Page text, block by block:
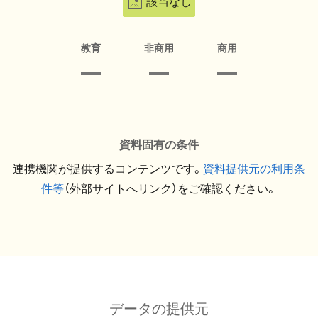
教育 非商用 商用
資料固有の条件
連携機関が提供するコンテンツです。 資料提供元の利用条
件等（外部サイトへリンク）をご確認ください。
データの提供元